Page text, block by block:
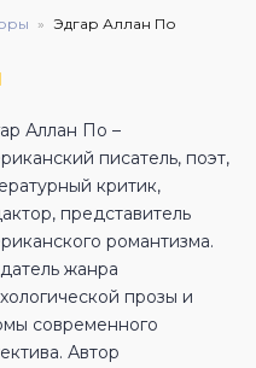
Эдгар Аллан По
Аллан По –
писатель, поэт,
критик,
представитель
романтизма.
жанра
прозы и
современного
Автор